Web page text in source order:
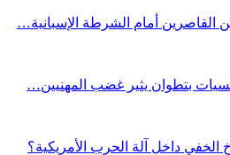
القاصرين أمام الشرطة الإسبانية…
بتطوان يثير غضب المهنيين…
داخل آلة الحرب الأمريكية؟